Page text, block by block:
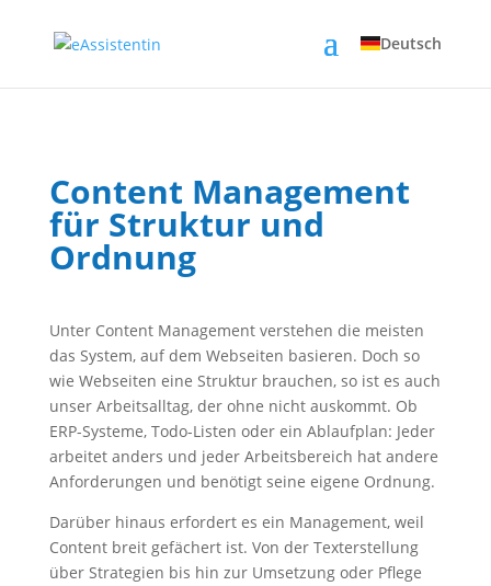
Deutsch
Content Management
für Struktur und
Ordnung
Unter Content Management verstehen die meisten
das System, auf dem Webseiten basieren. Doch so
wie Webseiten eine Struktur brauchen, so ist es auch
unser Arbeitsalltag, der ohne nicht auskommt. Ob
ERP-Systeme, Todo-Listen oder ein Ablaufplan: Jeder
arbeitet anders und jeder Arbeitsbereich hat andere
Anforderungen und benötigt seine eigene Ordnung.
Darüber hinaus erfordert es ein Management, weil
Content breit gefächert ist. Von der Texterstellung
über Strategien bis hin zur Umsetzung oder Pflege